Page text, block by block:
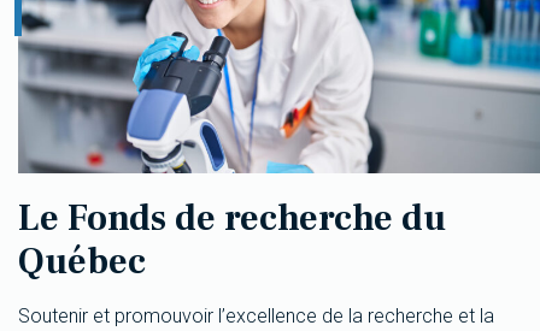
Le Fonds de recherche du
Québec
Soutenir et promouvoir l’excellence de la recherche et la